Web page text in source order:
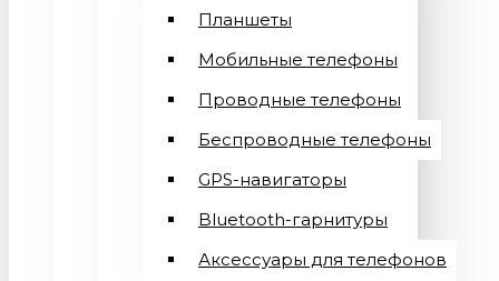
Планшеты
Мобильные телефоны
Проводные телефоны
Беспроводные телефоны
GPS-навигаторы
Bluetooth-гарнитуры
Аксессуары для телефонов